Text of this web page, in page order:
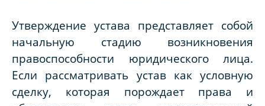
Утверждение устава представляет собой
начальную стадию возникновения
правоспособности юридического лица.
Если рассматривать устав как условную
сделку, которая порождает права и